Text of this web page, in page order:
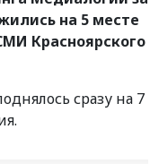
на 5 месте
Красноярского
сразу на 7